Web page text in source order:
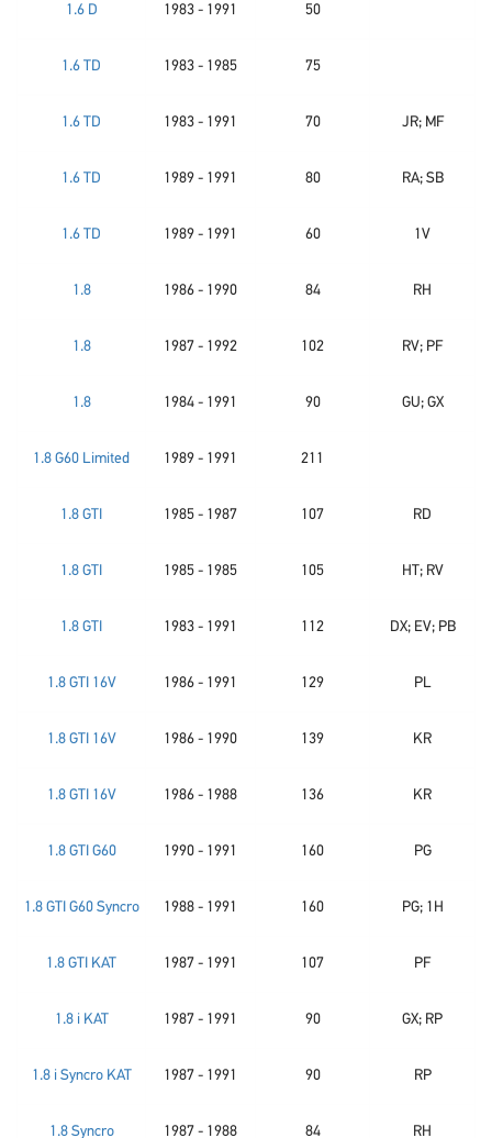
1.6 D 1983 - 1991 50
1.6 TD 1983 - 1985 75
1.6 TD 1983 - 1991 70 JR; MF
1.6 TD 1989 - 1991 80 RA; SB
1.6 TD 1989 - 1991 60 1V
1.8 1986 - 1990 84 RH
1.8 1987 - 1992 102 RV; PF
1.8 1984 - 1991 90 GU; GX
1.8 G60 Limited 1989 - 1991 211
1.8 GTI 1985 - 1987 107 RD
1.8 GTI 1985 - 1985 105 HT; RV
1.8 GTI 1983 - 1991 112 DX; EV; PB
1.8 GTI 16V 1986 - 1991 129 PL
1.8 GTI 16V 1986 - 1990 139 KR
1.8 GTI 16V 1986 - 1988 136 KR
1.8 GTI G60 1990 - 1991 160 PG
1.8 GTI G60 Syncro 1988 - 1991 160 PG; 1H
1.8 GTI KAT 1987 - 1991 107 PF
1.8 i KAT 1987 - 1991 90 GX; RP
1.8 i Syncro KAT 1987 - 1991 90 RP
1.8 Syncro 1987 - 1988 84 RH